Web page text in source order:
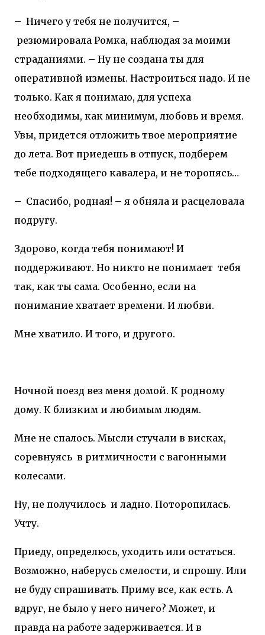
– Ничего у тебя не получится, –
резюмировала Ромка, наблюдая за моими
страданиями. – Ну не создана ты для
оперативной измены. Настроиться надо. И не
только. Как я понимаю, для успеха
необходимы, как минимум, любовь и время.
Увы, придется отложить твое мероприятие
до лета. Вот приедешь в отпуск, подберем
тебе подходящего кавалера, и не торопясь…
– Спасибо, родная! – я обняла и расцеловала
подругу.
Здорово, когда тебя понимают! И
поддерживают. Но никто не понимает тебя
так, как ты сама. Особенно, если на
понимание хватает времени. И любви.
Мне хватило. И того, и другого.
Ночной поезд вез меня домой. К родному
дому. К близким и любимым людям.
Мне не спалось. Мысли стучали в висках,
соревнуясь в ритмичности с вагонными
колесами.
Ну, не получилось и ладно. Поторопилась.
Учту.
Приеду, определюсь, уходить или остаться.
Возможно, наберусь смелости, и спрошу. Или
не буду спрашивать. Приму все, как есть. А
вдруг, не было у него ничего? Может, и
правда на работе задерживается. И в